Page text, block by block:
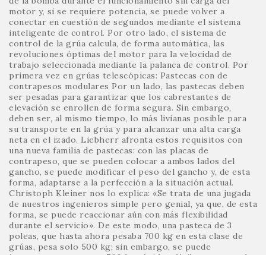
motor y, si se requiere potencia, se puede volver a
conectar en cuestión de segundos mediante el sistema
inteligente de control. Por otro lado, el sistema de
control de la grúa calcula, de forma automática, las
revoluciones óptimas del motor para la velocidad de
trabajo seleccionada mediante la palanca de control. Por
primera vez en grúas telescópicas: Pastecas con de
contrapesos modulares Por un lado, las pastecas deben
ser pesadas para garantizar que los cabrestantes de
elevación se enrollen de forma segura. Sin embargo,
deben ser, al mismo tiempo, lo más livianas posible para
su transporte en la grúa y para alcanzar una alta carga
neta en el izado. Liebherr afronta estos requisitos con
una nueva familia de pastecas: con las placas de
contrapeso, que se pueden colocar a ambos lados del
gancho, se puede modificar el peso del gancho y, de esta
forma, adaptarse a la perfección a la situación actual.
Christoph Kleiner nos lo explica: «Se trata de una jugada
de nuestros ingenieros simple pero genial, ya que, de esta
forma, se puede reaccionar aún con más flexibilidad
durante el servicio». De este modo, una pasteca de 3
poleas, que hasta ahora pesaba 700 kg en esta clase de
grúas, pesa solo 500 kg; sin embargo, se puede